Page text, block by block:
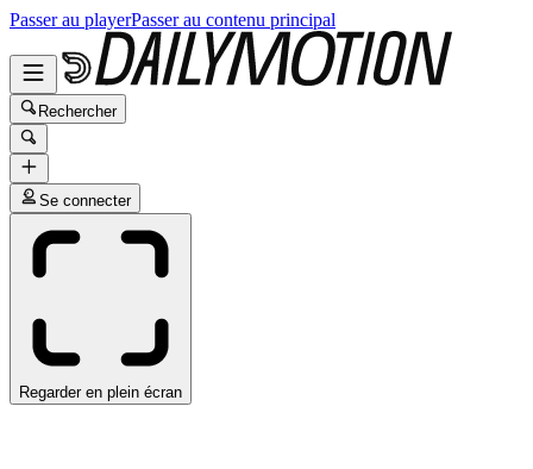
Passer au playerPasser au contenu principal
Rechercher
Se connecter
Regarder en plein écran